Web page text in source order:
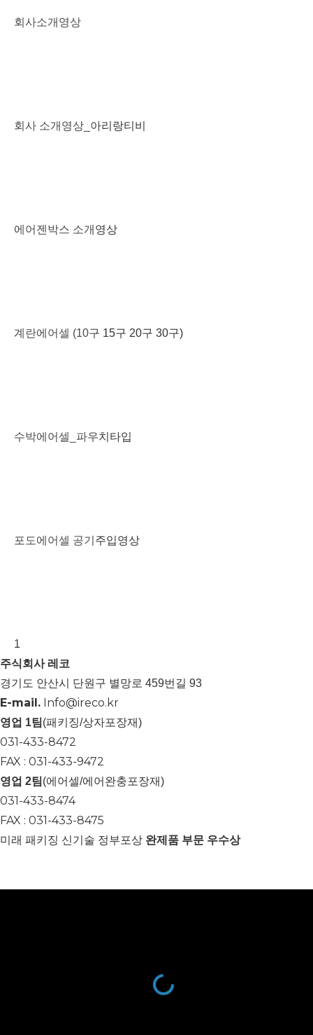
회사소개영상
회사 소개영상_아리랑티비
에어젠박스 소개영상
계란에어셀 (10구 15구 20구 30구)
수박에어셀_파우치타입
포도에어셀 공기주입영상
1
주식회사 레코
경기도 안산시 단원구 별망로 459번길 93
E-mail. Info@ireco.kr
영업 1팀(패키징/상자포장재)
031-433-8472
FAX : 031-433-9472
영업 2팀(에어셀/에어완충포장재)
031-433-8474
FAX : 031-433-8475
미래 패키징 신기술 정부포상 완제품 부문 우수상